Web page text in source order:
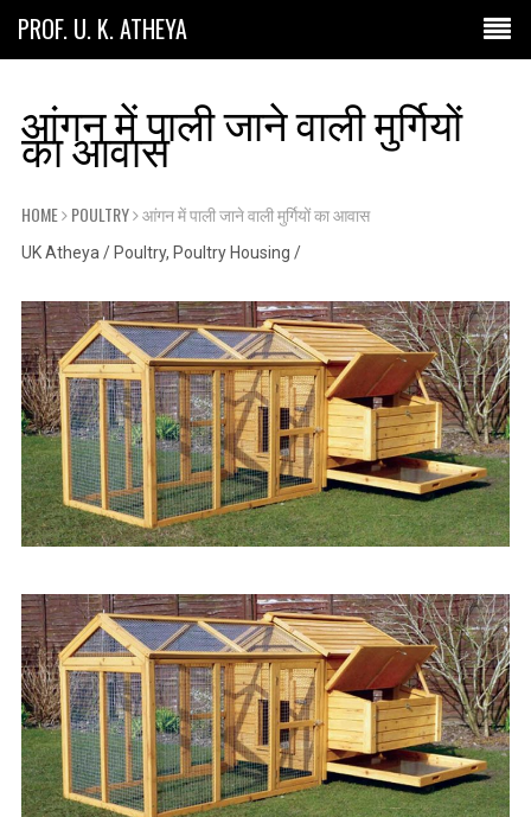
PROF. U. K. ATHEYA
आंगन में पाली जाने वाली मुर्गियों
का आवास
HOME POULTRY आंगन में पाली जाने वाली मुर्गियों का आवास
UK Atheya / Poultry, Poultry Housing /